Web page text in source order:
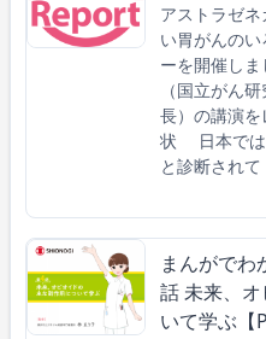
アストラゼ
い胃がんの
ーを開催し
（国立がん
長）の講演
状 日本では
と診断されて
まんがでわ
話 未来、
いて学ぶ【